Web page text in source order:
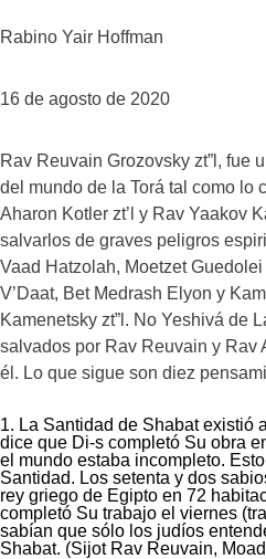
Rabino Yair Hoffman
16 de agosto de 2020
Rav Reuvain Grozovsky zt”l, fue
del mundo de la Torá tal como lo
Aharon Kotler zt’l y Rav Yaakov
salvarlos de graves peligros
Vaad Hatzolah, Moetzet
V’Daat, Bet Medrash Elyon y
Kamenetsky zt”l. No Yeshivá de
salvados por Rav Reuvain y Rav
él. Lo que sigue son diez
La Santidad de Shabat existió
dice que Di-s completó Su obra
el mundo estaba incompleto.
Santidad. Los setenta y dos
rey griego de Egipto en 72
completó Su trabajo el viernes
sabían que sólo los judíos
Shabat. (Sijot Rav Reuvain,